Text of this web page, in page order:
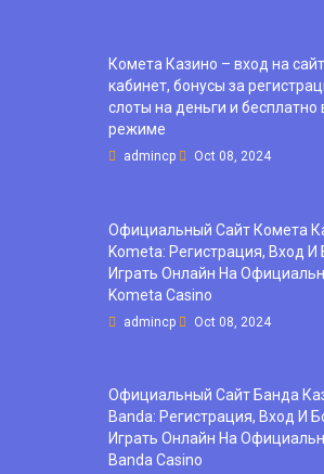
Комета Казино – вход на
кабинет, бонусы за
слоты на деньги и бесплатно
режиме
admincp Oct 08, 2024
Официальный Сайт Комета
Kometa: Регистрация, Вход И
Играть Онлайн На
Kometa Casino
admincp Oct 08, 2024
Официальный Сайт Банда
Banda: Регистрация, Вход И
Играть Онлайн На
Banda Casino